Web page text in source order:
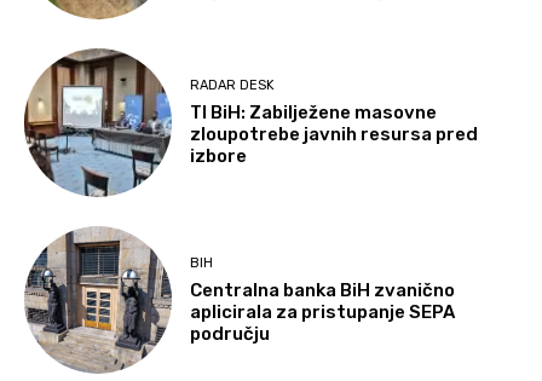
RADAR DESK
TI BiH: Zabilježene masovne
zloupotrebe javnih resursa pred
izbore
BIH
Centralna banka BiH zvanično
aplicirala za pristupanje SEPA
području